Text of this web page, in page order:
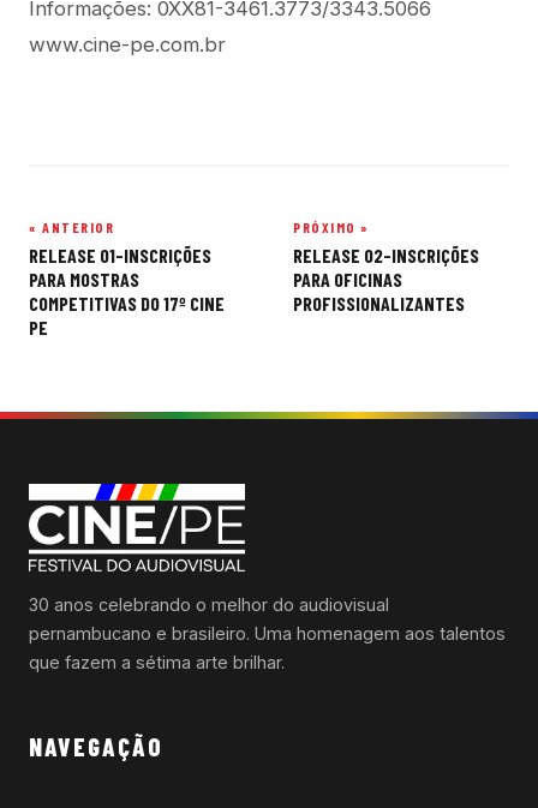
Informações: 0XX81-3461.3773/3343.5066
www.cine-pe.com.br
Navegação
de
Post
« ANTERIOR
RELEASE 01-INSCRIÇÕES
PARA MOSTRAS
COMPETITIVAS DO 17º CINE
PE
PRÓXIMO »
RELEASE 02-INSCRIÇÕES
PARA OFICINAS
PROFISSIONALIZANTES
30 anos celebrando o melhor do audiovisual
pernambucano e brasileiro. Uma homenagem aos talentos
que fazem a sétima arte brilhar.
NAVEGAÇÃO